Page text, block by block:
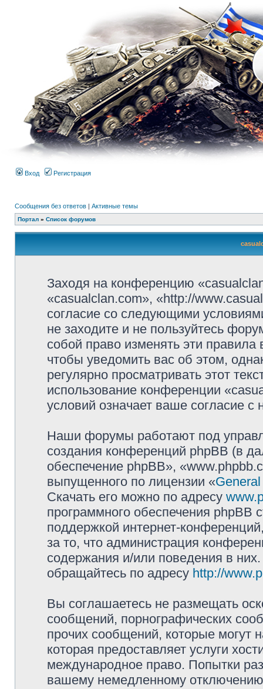
Вход Регистрация
Сообщения без ответов | Активные темы
Портал » Список форумов
Заходя на конференцию
«casualclan.com», «http://
согласие со следующими
не заходите и не пользуйтесь
собой право изменять эти
чтобы уведомить вас об этом,
регулярно просматривать этот
использование конференции
условий означает ваше согласие с
Наши форумы работают под
создания конференций phpBB (в
обеспечение phpBB»,
выпущенного по лицензии «
Скачать его можно по адресу
программного обеспечения phpBB
поддержкой интернет-
за то, что администрация
содержания и/или поведения в
обращайтесь по адресу http://
Вы соглашаетесь не размещать
сообщений, порнографических
прочих сообщений, которые могут
которая предоставляет услуги
международное право. Попытки
вашему немедленному